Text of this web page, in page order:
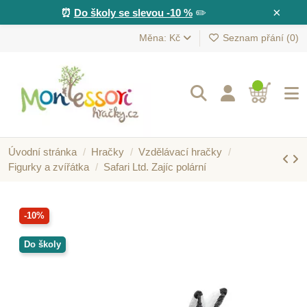
×
⏰ Do školy se slevou -10 %✏️
Měna: Kč Seznam přání (0)
Úvodní stránka Hračky
Vzdělávací hračky
Figurky a zvířátka
Safari Ltd. Zajíc polární
-10%
Do školy